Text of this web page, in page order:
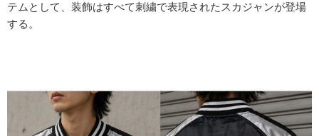
テムとして、装飾はすべて刺繍で表現されたスカジャンが登場
する。